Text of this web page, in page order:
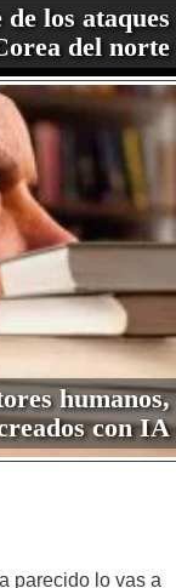
los ataques
del norte
humanos,
con IA
parecido lo vas a